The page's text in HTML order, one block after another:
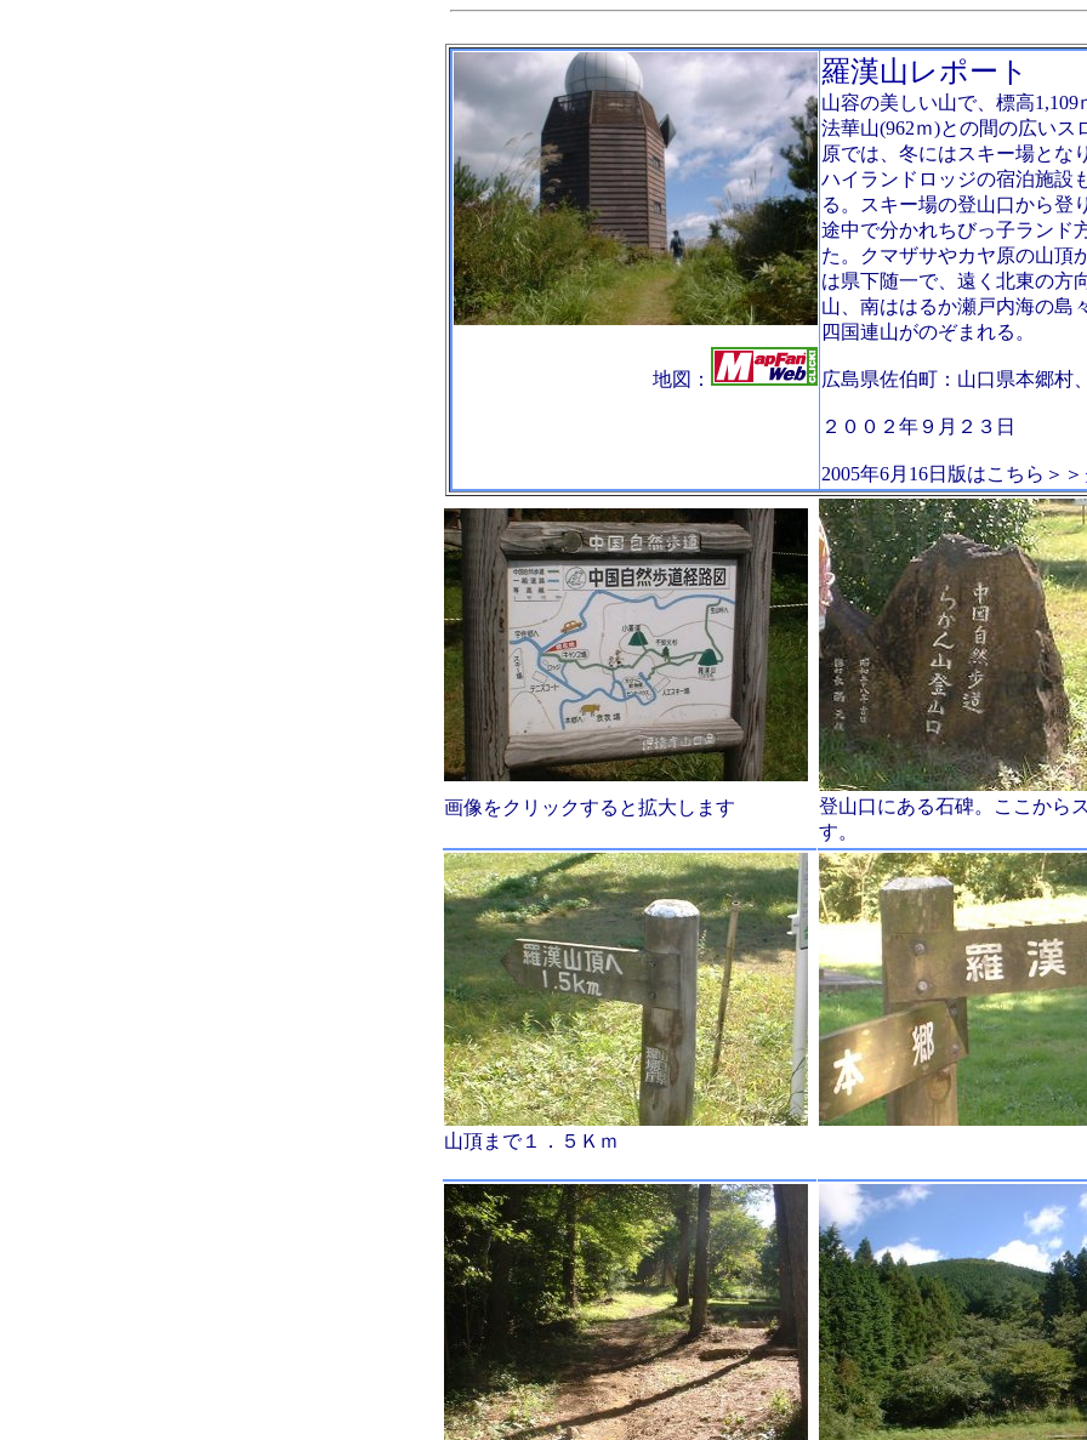
地図：
羅漢山レポート
山容の美しい山で、標高1,109
法華山(962ｍ)との間の広いス
原では、冬にはスキー場とな
ハイランドロッジの宿泊施設
る。スキー場の登山口から登
途中で分かれちびっ子ランド
た。クマザサやカヤ原の山頂
は県下随一で、遠く北東の方
山、南ははるか瀬戸内海の島
四国連山がのぞまれる。
広島県佐伯町：山口県本郷村
２００２年９月２３日
2005年6月16日版はこちら＞＞
画像をクリックすると拡大します
登山口にある石碑。ここから
す。
山頂まで１．５Ｋｍ